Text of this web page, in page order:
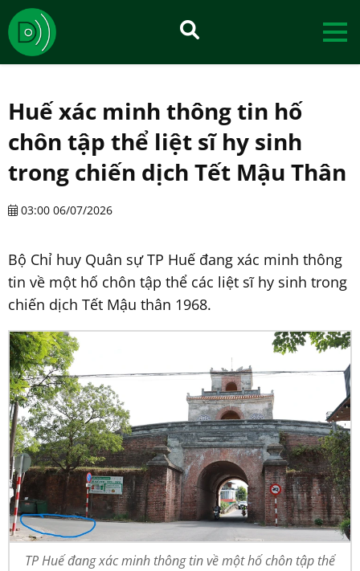
Huế xác minh thông tin hố
chôn tập thể liệt sĩ hy sinh
trong chiến dịch Tết Mậu Thân
03:00 06/07/2026
Bộ Chỉ huy Quân sự TP Huế đang xác minh thông
tin về một hố chôn tập thể các liệt sĩ hy sinh trong
chiến dịch Tết Mậu thân 1968.
TP Huế đang xác minh thông tin về một hố chôn tập thể